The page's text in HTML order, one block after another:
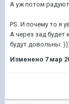
А уж потом
PS. И почему то я
А через зад будет
будут довольны.
Изменено 7 мар